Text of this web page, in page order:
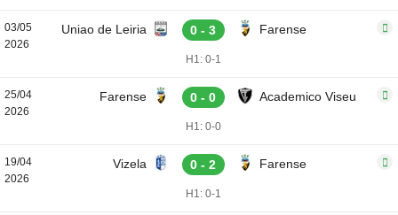
03/05
2026
Uniao de Leiria 0 - 3 Farense
H1: 0-1
25/04
2026
Farense 0 - 0 Academico Viseu
H1: 0-0
19/04
2026
Vizela 0 - 2 Farense
H1: 0-1